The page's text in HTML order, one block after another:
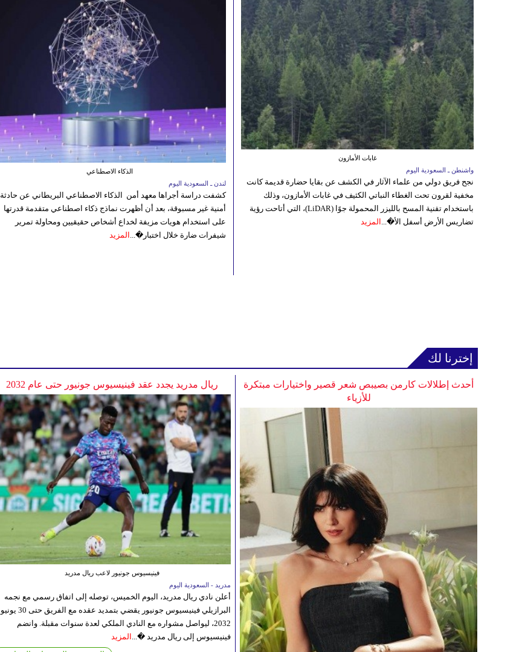
الذكاء الاصطناعي
لندن ـ السعودية اليوم
كشفت دراسة أجراها معهد أمن الذكاء الاصطناعي البريطاني عن حادثة
أمنية غير مسبوقة، بعد أن أظهرت نماذج ذكاء اصطناعي متقدمة قدرتها
على استخدام هويات مزيفة لخداع أشخاص حقيقيين ومحاولة تمرير
شيفرات ضارة خلال اختبار�... المزيد
غابات الأمازون
واشنطن ـ السعودية اليوم
نجح فريق دولي من علماء الآثار في الكشف عن بقايا حضارة قديمة كانت
مخفية لقرون تحت الغطاء النباتي الكثيف في غابات الأمازون، وذلك
باستخدام تقنية المسح بالليزر المحمولة جوًا (LiDAR)، التي أتاحت رؤية
تضاريس الأرض أسفل الأ�... المزيد
إخترنا لك
ريال مدريد يجدد عقد فينيسيوس جونيور حتى عام 2032
فينيسيوس جونيور لاعب ريال مدريد
مدريد - السعودية اليوم
أعلن نادي ريال مدريد، اليوم الخميس، توصله إلى اتفاق رسمي مع نجمه
البرازيلي فينيسيوس جونيور يقضي بتمديد عقده مع الفريق حتى 30 يونيو
2032، ليواصل مشواره مع النادي الملكي لعدة سنوات مقبلة. وانضم
فينيسيوس إلى ريال مدريد �... المزيد
أحدث إطلالات كارمن بصيبص شعر قصير واختيارات مبتكرة
للأزياء